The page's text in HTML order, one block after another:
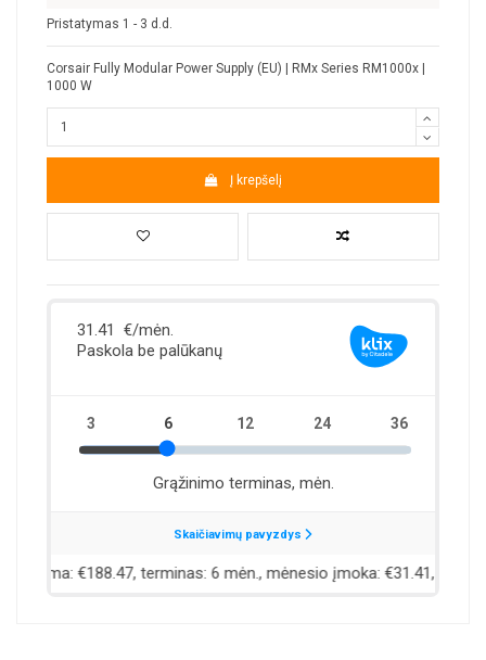
Pristatymas 1 - 3 d.d.
Corsair Fully Modular Power Supply (EU) | RMx Series RM1000x |
1000 W
Į krepšelį